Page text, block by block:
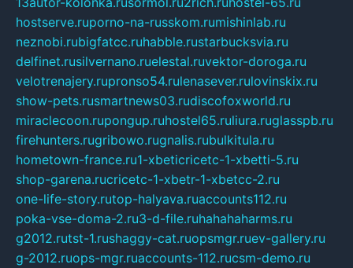
hostserve.ruporno-na-russkom.rumishinlab.ru
neznobi.rubigfatcc.ruhabble.rustarbucksvia.ru
delfinet.rusilvernano.ruelestal.ruvektor-doroga.ru
velotrenajery.rupronso54.rulenasever.rulovinskix.ru
show-pets.rusmartnews03.rudiscofoxworld.ru
miraclecoon.rupongup.ruhostel65.ruliura.ruglasspb.ru
firehunters.rugribowo.rugnalis.rubulkitula.ru
hometown-france.ru1-xbeticricetc-1-xbetti-5.ru
shop-garena.rucricetc-1-xbetr-1-xbetcc-2.ru
one-life-story.rutop-halyava.ruaccounts112.ru
poka-vse-doma-2.ru3-d-file.ruhahahaharms.ru
g2012.rutst-1.rushaggy-cat.ruopsmgr.ruev-gallery.ru
g-2012.ruops-mgr.ruaccounts-112.rucsm-demo.ru